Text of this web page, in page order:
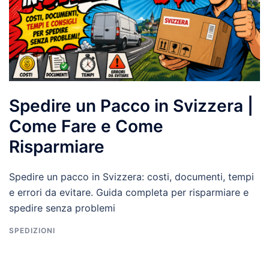
Spedire un Pacco in Svizzera |
Come Fare e Come
Risparmiare
Spedire un pacco in Svizzera: costi, documenti, tempi
e errori da evitare. Guida completa per risparmiare e
spedire senza problemi
SPEDIZIONI